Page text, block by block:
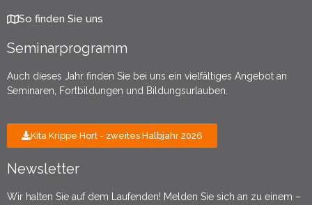
So finden Sie uns
Seminarprogramm
Auch dieses Jahr finden Sie bei uns ein vielfältiges Angebot an
Seminaren, Fortbildungen und Bildungsurlauben.
Kita Krippe Hort - zweites Halbjahr 2026
Newsletter
Wir halten Sie auf dem Laufenden! Melden Sie sich an zu einem –